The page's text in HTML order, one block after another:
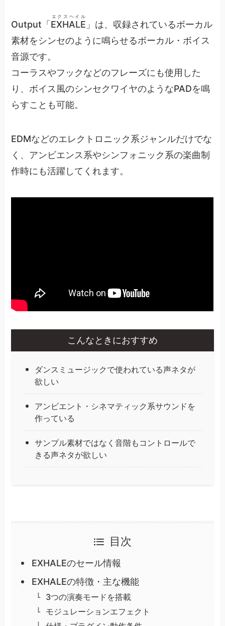
Output「 EXHALE
エクスヘイル
」は、収録されているボーカル
素材をシンセのように鳴らせるボーカル・ボイス
音源です。
コーラスやフックなどのフレーズにも使用した
り、ボイス風のシンセクワイヤのようなPADを鳴
らすことも可能。
EDMなどのエレクトロニック系ジャンルだけでな
く、アンビエンス系やシンフォニック系の楽曲制
作時にも活躍してくれます。
こんなときにおすすめ
ダンスミュージックで使われている声ネタが
欲しい
アンビエント・シネマティック系サウンドを
作っている
サンプル素材ではなく音階もコントロールで
きる声ネタが欲しい
目次
EXHALEのセール情報
EXHALEの特徴・主な機能
3つの演奏モードを搭載
モジュレーションエフェクト